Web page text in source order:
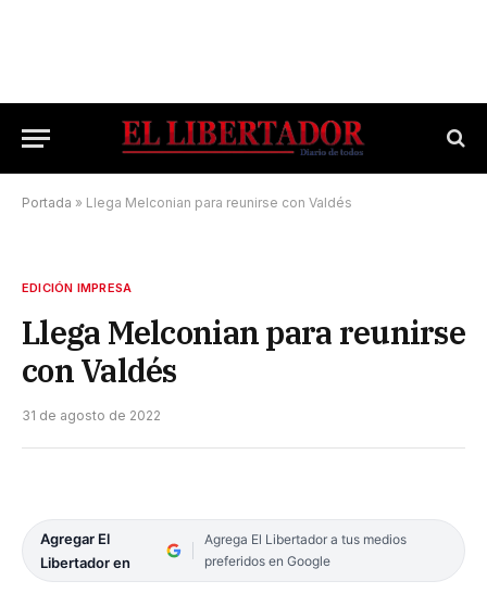
Portada » Llega Melconian para reunirse con Valdés
EDICIÓN IMPRESA
Llega Melconian para reunirse
con Valdés
31 de agosto de 2022
Agregar El
Libertador en
Agrega El Libertador a tus medios
preferidos en Google